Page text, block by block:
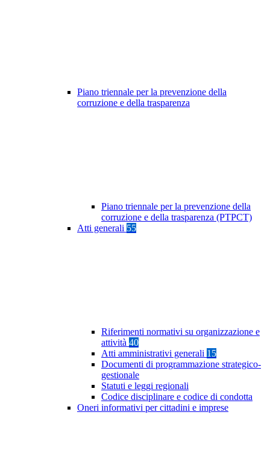
Piano triennale per la prevenzione della
corruzione e della trasparenza
Piano triennale per la prevenzione della
corruzione e della trasparenza (PTPCT)
Atti generali 55
Riferimenti normativi su organizzazione e
attività 40
Atti amministrativi generali 15
Documenti di programmazione strategico-
gestionale
Statuti e leggi regionali
Codice disciplinare e codice di condotta
Oneri informativi per cittadini e imprese